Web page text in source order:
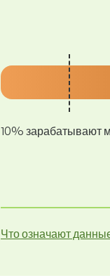
10% зарабатывают
Что означают